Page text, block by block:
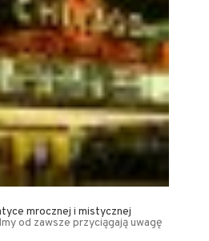
mrocznej i mistycznej
od zawsze przyciągają uwagę